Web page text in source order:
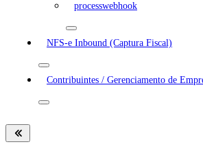
processwebhook
NFS-e Inbound (Captura Fiscal)
Contribuintes / Gerenciamento de